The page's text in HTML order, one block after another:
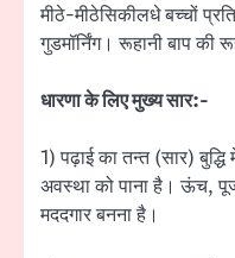
मीठे-मीठेसिकीलधे बच्चों
गुडमॉर्निंग। रूहानी बाप की
धारणा के लिए मुख्य सार:-
1) पढ़ाई का तन्त (सार)
अवस्था को पाना है। ऊंच,
मददगार बनना है।